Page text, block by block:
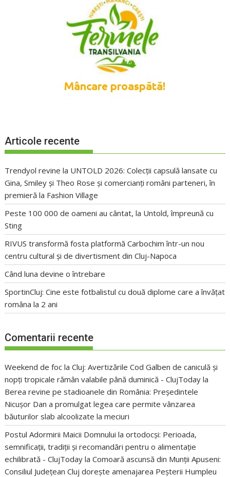
Articole recente
Trendyol revine la UNTOLD 2026: Colecții capsulă lansate cu
Gina, Smiley și Theo Rose și comercianți români parteneri, în
premieră la Fashion Village
Peste 100 000 de oameni au cântat, la Untold, împreună cu
Sting
RIVUS transformă fosta platformă Carbochim într-un nou
centru cultural și de divertisment din Cluj-Napoca
Când luna devine o întrebare
SportinCluj: Cine este fotbalistul cu două diplome care a învățat
româna la 2 ani
Comentarii recente
Weekend de foc la Cluj: Avertizările Cod Galben de caniculă și
nopți tropicale rămân valabile până duminică - ClujToday la
Berea revine pe stadioanele din România: Președintele
Nicușor Dan a promulgat legea care permite vânzarea
băuturilor slab alcoolizate la meciuri
Postul Adormirii Maicii Domnului la ortodocși: Perioada,
semnificații, tradiții și recomandări pentru o alimentație
echilibrată - ClujToday laComoară ascunsă din Munții Apuseni:
Consiliul Județean Cluj dorește amenajarea Peșterii Humpleu